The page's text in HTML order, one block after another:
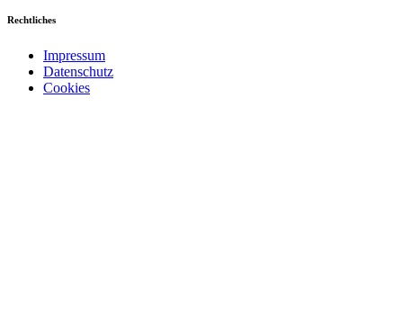
Rechtliches
Impressum
Datenschutz
Cookies